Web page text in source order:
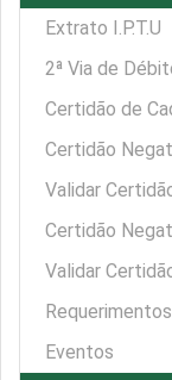
Extrato I.P.T.U
2ª Via de
Certidão de
Certidão
Validar
Certidão
Validar
Eventos